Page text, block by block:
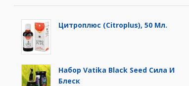
Цитроплюс (Citroplus), 50 Мл.
Набор Vatika Black Seed Сила И
Блеск